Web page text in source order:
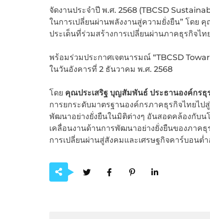
จัดงานประจำปี พ.ศ. 2568 (TBCSD
ในการเปลี่ยนผ่านพลังงานสู่ความยั่งยืน” โดย
ประเด็นที่ร่วมสร้างการเปลี่ยนผ่านภาคธุรกิจไ
พร้อมร่วมประกาศเจตนารมณ์ “TBCSD
ในวันอังคารที่ 2 ธันวาคม พ.ศ. 2568
โดย คุณประเสริฐ บุญสัมพันธ์ ประธานองค์กรธุ
การยกระดับมาตรฐานองค์กรภาคธุรกิจไทยไ
พัฒนาอย่างยั่งยืนในมิติต่างๆ อันสอดคล้องกับ
เคลื่อนงานด้านการพัฒนาอย่างยั่งยืนของภาค
การเปลี่ยนผ่านสู่สังคมและเศรษฐกิจคาร์บอนต่ำ